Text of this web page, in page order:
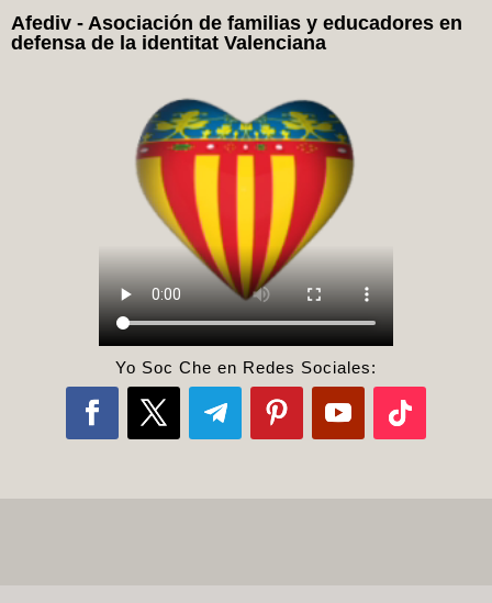
Afediv - Asociación de familias y educadores en
defensa de la identitat Valenciana
Yo Soc Che en Redes Sociales: